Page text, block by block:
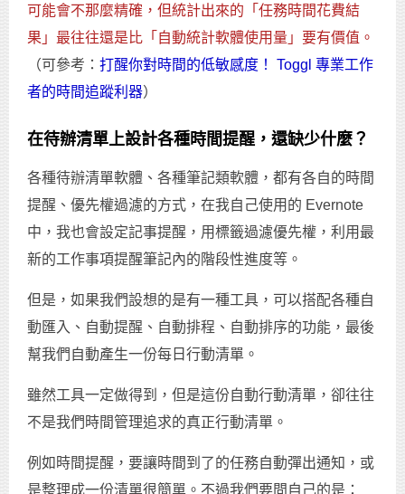
可能會不那麼精確，但統計出來的「任務時間花費結
果」最往往還是比「自動統計軟體使用量」要有價值。
（可參考： 打醒你對時間的低敏感度！ Toggl 專業工作
者的時間追蹤利器）
在待辦清單上設計各種時間提醒，還缺少什麼？
各種待辦清單軟體、各種筆記類軟體，都有各自的時間
提醒、優先權過濾的方式，在我自己使用的 Evernote
中，我也會設定記事提醒，用標籤過濾優先權，利用最
新的工作事項提醒筆記內的階段性進度等。
但是，如果我們設想的是有一種工具，可以搭配各種自
動匯入、自動提醒、自動排程、自動排序的功能，最後
幫我們自動產生一份每日行動清單。
雖然工具一定做得到，但是這份自動行動清單，卻往往
不是我們時間管理追求的真正行動清單。
例如時間提醒，要讓時間到了的任務自動彈出通知，或
是整理成一份清單很簡單。不過我們要問自己的是：